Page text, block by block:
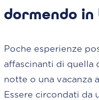
dormendo in
Poche esperienze
affascinanti di quella
notte o una vacanza
Essere circondati da